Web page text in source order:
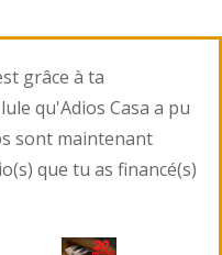
grâce à ta
qu'Adios Casa a pu
sont maintenant
que tu as financé(s)